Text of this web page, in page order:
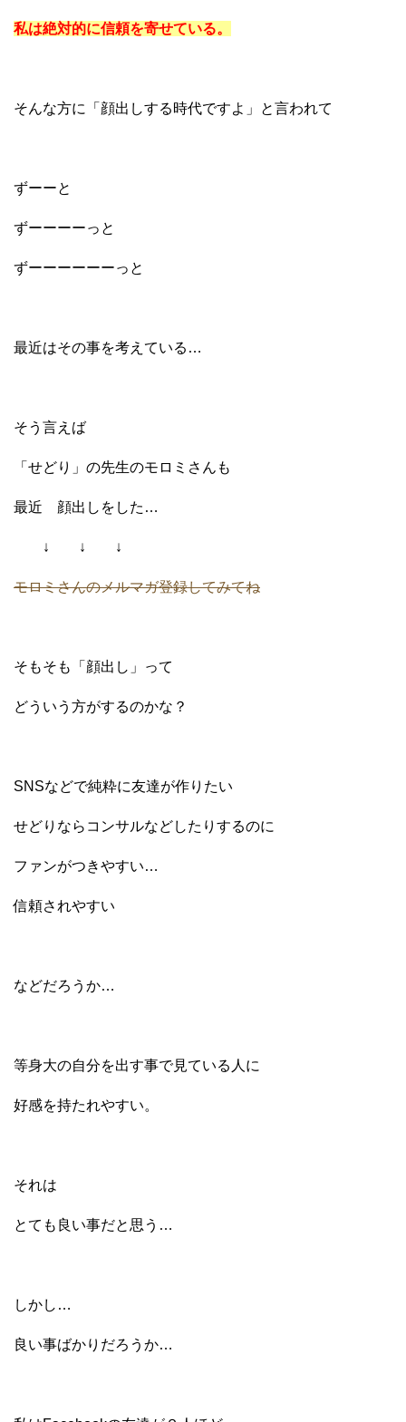
私は絶対的に信頼を寄せている。
そんな方に「顔出しする時代ですよ」と言われて
ずーーと
ずーーーーっと
ずーーーーーーっと
最近はその事を考えている…
そう言えば
「せどり」の先生のモロミさんも
最近 顔出しをした…
↓ ↓ ↓
モロミさんのメルマガ登録してみてね
そもそも「顔出し」って
どういう方がするのかな？
SNSなどで純粋に友達が作りたい
せどりならコンサルなどしたりするのに
ファンがつきやすい…
信頼されやすい
などだろうか…
等身大の自分を出す事で見ている人に
好感を持たれやすい。
それは
とても良い事だと思う…
しかし…
良い事ばかりだろうか…